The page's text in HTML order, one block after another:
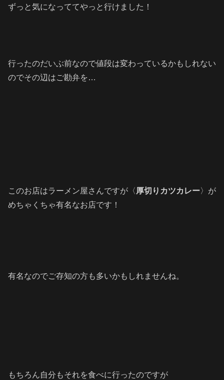
ずっと気になっててやっと行けました！
行ったのだいぶ前なので値段は変わっているかもしれない
のでその辺はご勘弁を…
このお店はラーメン屋さんですが〈 厚切りカツカレー〉が
めちゃくちゃ有名なお店です！
有名なのでご存知の方も多いかもしれませんね。
もちろん自分もそれを食べに行ったのですが